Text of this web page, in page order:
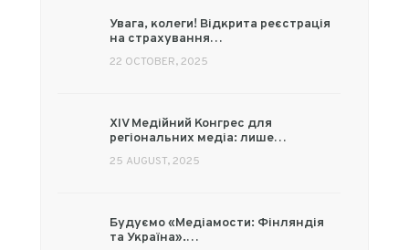
Увага, колеги! Відкрита реєстрація
на страхування…
22 OCTOBER, 2025
XIV Медійний Конгрес для
регіональних медіа: лише…
25 AUGUST, 2025
Будуємо «Медіамости: Фінляндія
та Україна».…